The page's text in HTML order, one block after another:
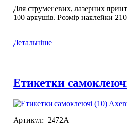
Для струменевих, лазерних
100 аркушів. Розмір наклейки
Детальніше
Етикетки
Артикул: 2472А